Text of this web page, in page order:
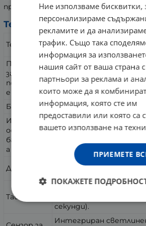
предпазва венците и зъбите от
Технически
Технология
Звукова технология с
осцилации в минута.
Програми
за
почистван
е
5 индивидуални
почистване,
Грижа за венците,
Батерия
Литиево-йонна
Издръжлив
ост на
батерият
а
До 22 дни работа с
Дисплей
Интелигентен LCD
Таймери
Вграден 2-минутен
секунди).
Интегриран
Ние използваме бисквитки,
персонализираме
рекламите и да
трафик. Също така
информация за
нашия сайт от ваша страна
партньори за реклама и
които може да я комбинират
информация, която сте им
предоставили или която са
вашето използване на
ПРИЕМЕТЕ
ПОКАЖЕТЕ